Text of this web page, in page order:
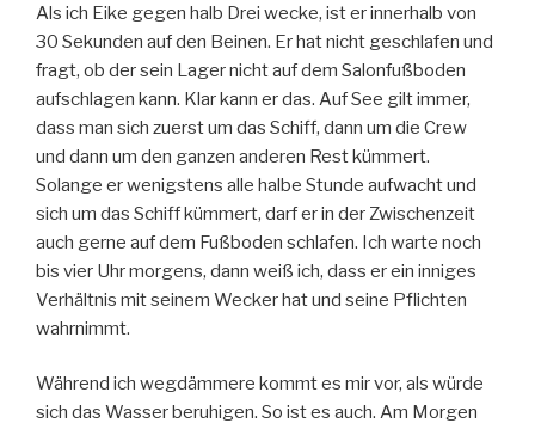
Als ich Eike gegen halb Drei wecke, ist er innerhalb von
30 Sekunden auf den Beinen. Er hat nicht geschlafen und
fragt, ob der sein Lager nicht auf dem Salonfußboden
aufschlagen kann. Klar kann er das. Auf See gilt immer,
dass man sich zuerst um das Schiff, dann um die Crew
und dann um den ganzen anderen Rest kümmert.
Solange er wenigstens alle halbe Stunde aufwacht und
sich um das Schiff kümmert, darf er in der Zwischenzeit
auch gerne auf dem Fußboden schlafen. Ich warte noch
bis vier Uhr morgens, dann weiß ich, dass er ein inniges
Verhältnis mit seinem Wecker hat und seine Pflichten
wahrnimmt.
Während ich wegdämmere kommt es mir vor, als würde
sich das Wasser beruhigen. So ist es auch. Am Morgen